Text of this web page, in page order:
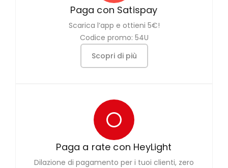
Paga con Satispay
Scarica l’app e ottieni 5€!
Codice promo: 54U
Scopri di più
Paga a rate con HeyLight
Dilazione di pagamento per i tuoi clienti, zero